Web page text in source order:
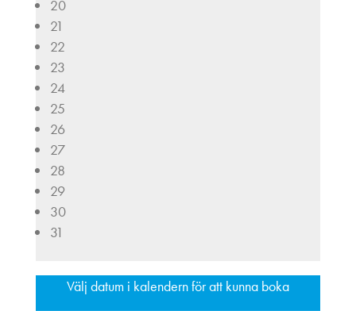
20
21
22
23
24
25
26
27
28
29
30
31
Välj datum i kalendern för att kunna boka